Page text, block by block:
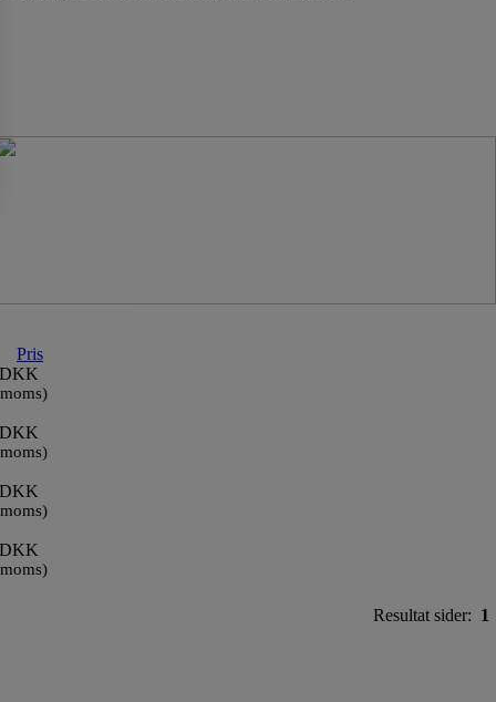
Pris
Resultat sider: 1